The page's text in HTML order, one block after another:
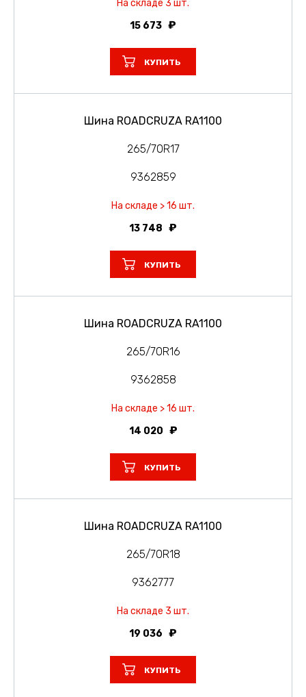
На складе 3 шт.
15 673
КУПИТЬ
Шина ROADCRUZA RA1100
265/70R17
9362859
На складе > 16 шт.
13 748
КУПИТЬ
Шина ROADCRUZA RA1100
265/70R16
9362858
На складе > 16 шт.
14 020
КУПИТЬ
Шина ROADCRUZA RA1100
265/70R18
9362777
На складе 3 шт.
19 036
КУПИТЬ